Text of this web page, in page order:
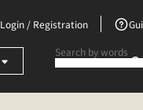
Login / Registration